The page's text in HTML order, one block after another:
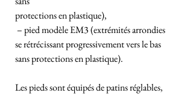
protections en plastique),
– pied modèle EM3 (extrémités arrondies
se rétrécissant progressivement vers le bas
sans protections en plastique).
Les pieds sont équipés de patins réglables,